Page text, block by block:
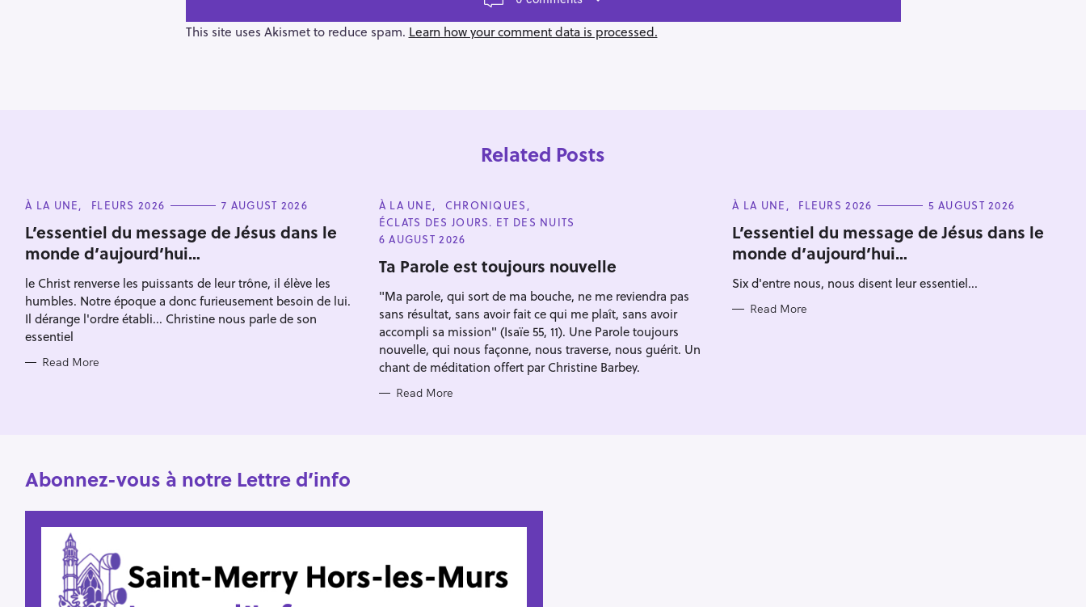
v
i
This site uses Akismet to reduce spam. Learn how your comment data is processed.
Related Posts
C
T
E
G
O
I
E
S
À LA UNE FLEURS 2026 7 AUGUST 2026
L’essentiel du message de Jésus dans le
monde d’aujourd’hui…
le Christ renverse les puissants de leur trône, il élève les
humbles. Notre époque a donc furieusement besoin de lui.
Il dérange l'ordre établi... Christine nous parle de son
essentiel
Read More
C
A
T
E
O
R
E
À LA UNE
CHRONIQUES
ÉCLATS DES JOURS. ET DES NUITS
6 AUGUST 2026
Ta Parole est toujours nouvelle
"Ma parole, qui sort de ma bouche, ne me reviendra pas
sans résultat, sans avoir fait ce qui me plaît, sans avoir
accompli sa mission" (Isaïe 55, 11). Une Parole toujours
nouvelle, qui nous façonne, nous traverse, nous guérit. Un
chant de méditation offert par Christine Barbey.
Read More
C
T
E
G
O
I
S
À LA UNE FLEURS 2026 5 AUGUST 2026
L’essentiel du message de Jésus dans le
monde d’aujourd’hui…
Six d'entre nous, nous disent leur essentiel...
Read More
Abonnez-vous à notre Lettre d’info